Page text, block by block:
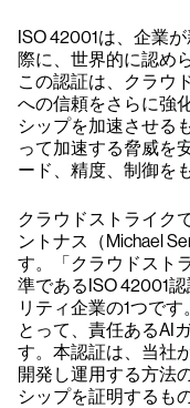
ISO 42001は、企業
際に、世界的に認め
この認証は、クラウ
への信頼をさらに強
シップを加速させる
って加速する脅威を
ード、精度、制御を
クラウドストライク
ントナス（Michael
す。「クラウドスト
準であるISO 42001
リティ企業の1つで
とって、責任あるAI
す。本認証は、当社
開発し運用する方法
シップを証明するも